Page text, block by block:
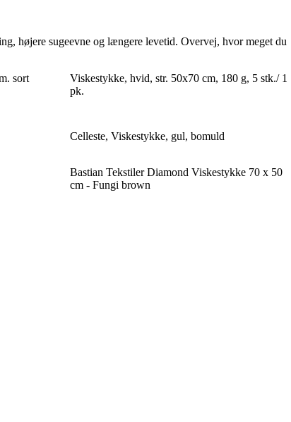
højere sugeevne og længere levetid. Overvej, hvor meget du
sort
Viskestykke, hvid, str. 50x70 cm, 180 g, 5 stk./ 1
pk.
Celleste, Viskestykke, gul, bomuld
Bastian Tekstiler Diamond Viskestykke 70 x 50
cm - Fungi brown